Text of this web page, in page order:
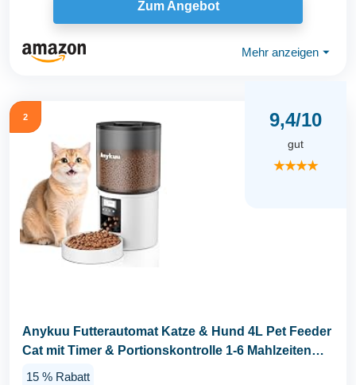
Zum Angebot
Mehr anzeigen ⏷
2 9,4/10
gut
★★★★
Anykuu Futterautomat Katze & Hund 4L Pet Feeder
Cat mit Timer & Portionskontrolle 1-6 Mahlzeiten
pro...
15 % Rabatt